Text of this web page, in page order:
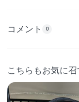
コメント 0
こちらもお気に